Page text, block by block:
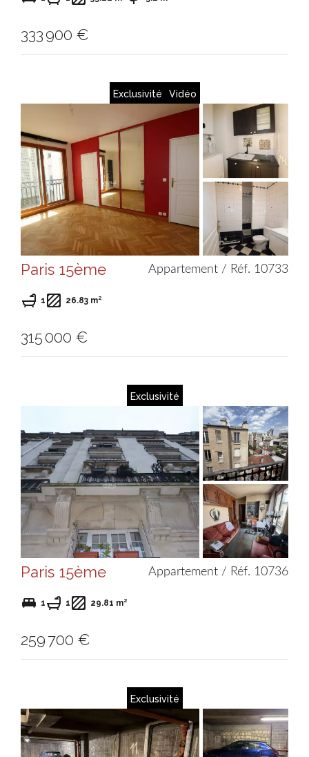
333 900 €
Exclusivité Vidéo
Paris 15ème Appartement / Réf. 10733
1 26.83 m²
315 000 €
Exclusivité
Paris 15ème Appartement / Réf. 10736
1 1 29.81 m²
259 700 €
Exclusivité